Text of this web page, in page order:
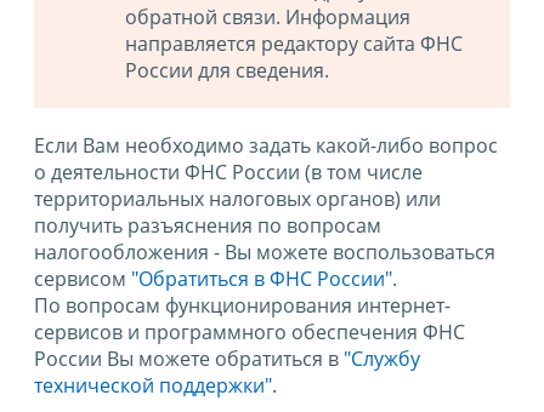
обратной связи. Информация
направляется редактору сайта ФНС
России для сведения.
Если Вам необходимо задать какой-либо вопрос
о деятельности ФНС России (в том числе
территориальных налоговых органов) или
получить разъяснения по вопросам
налогообложения - Вы можете воспользоваться
сервисом "Обратиться в ФНС России".
По вопросам функционирования интернет-
сервисов и программного обеспечения ФНС
России Вы можете обратиться в "Службу
технической поддержки".